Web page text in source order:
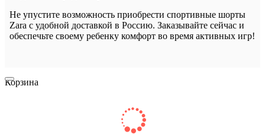
Не упустите возможность приобрести спортивные шорты
Zara с удобной доставкой в Россию. Заказывайте сейчас и
обеспечьте своему ребенку комфорт во время активных игр!
Корзина